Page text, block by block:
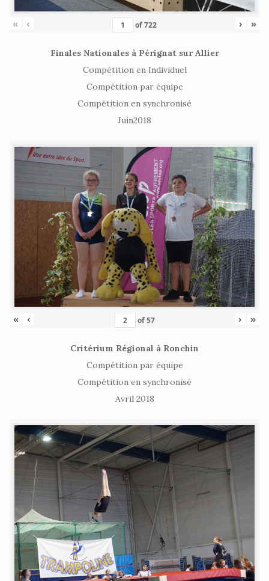
« ‹ of722 › »
Finales Nationales à Pérignat sur Allier
Compétition en Individuel
Compétition par équipe
Compétition en synchronisé
Juin2018
« ‹ of57 › »
Critérium Régional à Ronchin
Compétition par équipe
Compétition en synchronisé
Avril 2018